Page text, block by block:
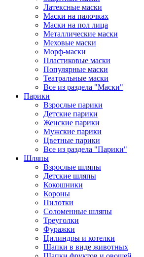
Латексные маски
Маски на палочках
Маски на пол лица
Металлические маски
Меховые маски
Морф-маски
Пластиковые маски
Популярные маски
Театральные маски
Все из раздела "Маски"
Парики
Взрослые парики
Детские парики
Женские парики
Мужские парики
Цветные парики
Все из раздела "Парики"
Шляпы
Взрослые шляпы
Детские шляпы
Кокошники
Короны
Пилотки
Соломенные шляпы
Треуголки
Фуражки
Цилиндры и котелки
Шапки в виде животных